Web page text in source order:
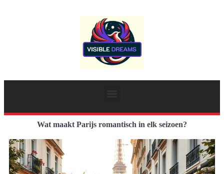
Wat maakt Parijs romantisch in elk seizoen?